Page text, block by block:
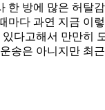
방에 많은 허탈
다 과연 지금 이
다고해서 만만히
송은 아니지만 최